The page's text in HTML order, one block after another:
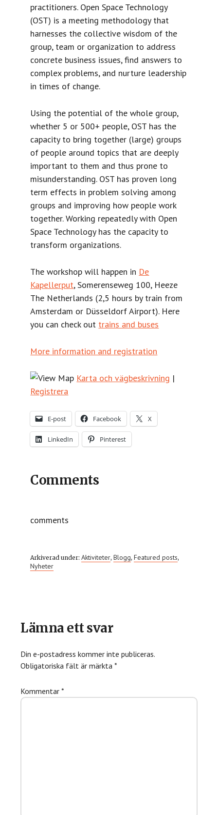
practitioners. Open Space Technology
(OST) is a meeting methodology that
harnesses the collective wisdom of the
group, team or organization to address
concrete business issues, find answers to
complex problems, and nurture leadership
in times of change.
Using the potential of the whole group,
whether 5 or 500+ people, OST has the
capacity to bring together (large) groups
of people around topics that are deeply
important to them and thus prone to
misunderstanding. OST has proven long
term effects in problem solving among
groups and improving how people work
together. Working repeatedly with Open
Space Technology has the capacity to
transform organizations.
The workshop will happen in De
Kapellerput, Somerenseweg 100, Heeze
The Netherlands (2,5 hours by train from
Amsterdam or Düsseldorf Airport). Here
you can check out trains and buses
More information and registration
Karta och vägbeskrivning |
Registrera
E-post Facebook X
LinkedIn Pinterest
Comments
comments
Arkiverad under:Aktiviteter, Blogg, Featured posts,
Nyheter
Läsarkommentarer
Lämna ett svar
Din e-postadress kommer inte publiceras.
Obligatoriska fält är märkta*
Kommentar*